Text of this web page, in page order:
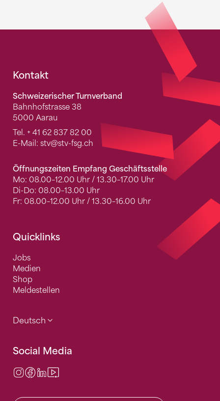
Fusszeile
Kontakt
Schweizerischer Turnverband
Bahnhofstrasse 38
5000 Aarau
Tel. + 41 62 837 82 00
E-Mail: stv@stv-fsg.ch
Öffnungszeiten Empfang Geschäftsstelle
Mo: 08.00–12.00 Uhr / 13.30–17.00 Uhr
Di-Do: 08.00–13.00 Uhr
Fr: 08.00–12.00 Uhr / 13.30–16.00 Uhr
Quicklinks
Jobs
Medien
Shop
Meldestellen
Deutsch
Social Media
Instagram
Facebook
LinkedIn